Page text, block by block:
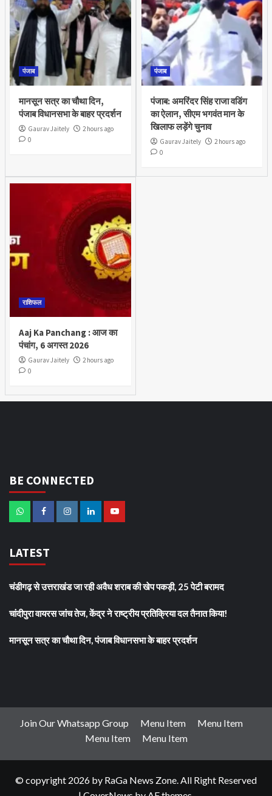
पंजाब
मानसून सत्र का चौथा दिन,
पंजाब विधानसभा के बाहर प्रदर्शन
Gaurav Jaitely
2 hours ago
0
पंजाब
पंजाब: अमरिंदर सिंह राजा वडिंग
का ऐलान, सीएम भगवंत मान के
खिलाफ लड़ेंगे चुनाव
Gaurav Jaitely
2 hours ago
0
राशिफल
Aaj Ka Panchang : आज का
पंचांग, 6 अगस्त 2026
Gaurav Jaitely
2 hours ago
0
BE CONNECTED
LATEST
चंडीगढ़ से उत्तराखंड जा रही अवैध शराब की खेप पकड़ी, 25 पेटी बरामद
चांदीपुरा वायरस जांच तेज, केंद्र ने राष्ट्रीय प्रतिक्रिया दल तैनात किया!
मानसून सत्र का चौथा दिन, पंजाब विधानसभा के बाहर प्रदर्शन
Join Our Whatsapp Group Menu Item
Menu Item
Menu Item
Menu Item
© copyright 2026 by RaGa News Zone. All Right Reserved